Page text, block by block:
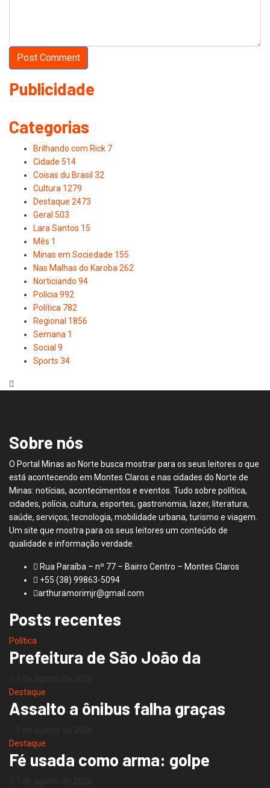
Publicidade
Categorias
Brilhando com Rick 7
Cidade 514
Coisas du Brasil 32
Cultura 1279
Destaque 2473
Geral 503
Lara Santos 15
Mês 1
Minas em Sociedade 155
Nas Malhas do Karoba 262
Norticiando 94
Polícia 992
Política 782
Regional 1856
Semana 1
Social 9
Sports 34
Sobre nós
O Portal Minas ao Norte busca mostrar para os seus leitores o que
está acontecendo em Montes Claros e nas cidades do Norte de
Minas: notícias, acontecimentos e eventos. Tudo sobre política,
cidades, polícia, cultura, esportes, gastronomia, lazer, literatura,
saúde, serviços, tecnologia, mobilidade urbana, turismo e viagem.
Um site que mostra para os seus leitores um conteúdo de
qualidade e informação verdade.
Rua Paraíba – nº 77 – Bairro Centro – Montes Claros
+55 (38) 99863-5094
arthuramorimjr@gmail.com
Posts recentes
Política
Prefeitura de São João da
Destaque
Assalto a ônibus falha graças
Destaque
Fé usada como arma: golpe